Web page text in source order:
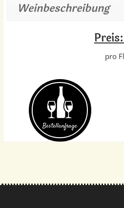
Weinbeschreibung
pro
Bestell­anfrage